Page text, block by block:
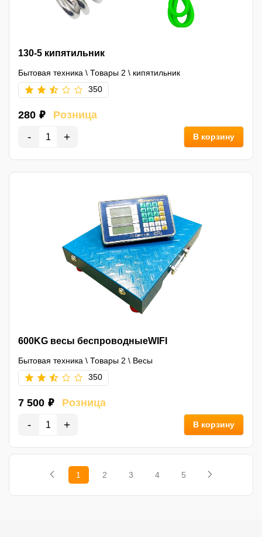
130-5 кипятильник
Бытовая техника \ Товары 2 \ кипятильник
350
280 ₽ Розница
- + В корзину
600KG весы беспроводныеWIFI
Бытовая техника \ Товары 2 \ Весы
350
7 500 ₽ Розница
- + В корзину
1 2 3 4 5